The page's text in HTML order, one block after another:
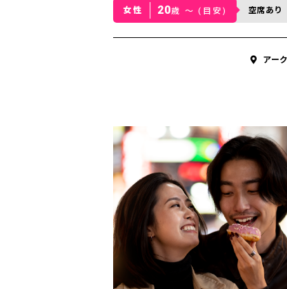
女性 20歳 〜 (目安) 空席あり
アー